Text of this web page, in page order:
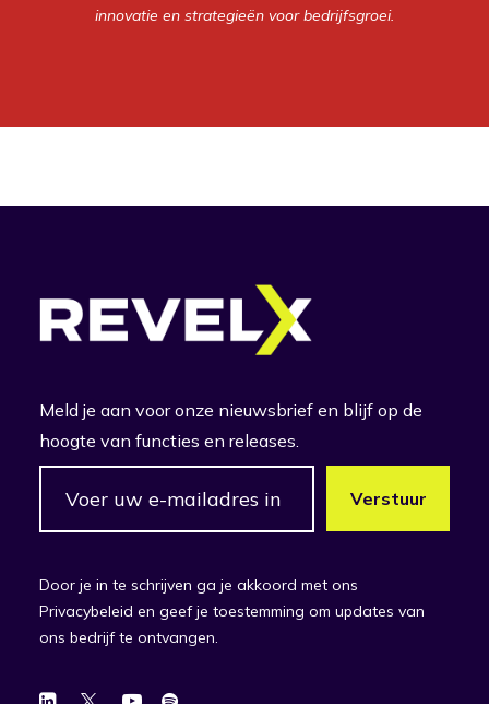
innovatie en strategieën voor bedrijfsgroei.
Meld je aan voor onze nieuwsbrief en blijf op de
hoogte van functies en releases.
Door je in te schrijven ga je akkoord met ons
Privacybeleid en geef je toestemming om updates van
ons bedrijf te ontvangen.